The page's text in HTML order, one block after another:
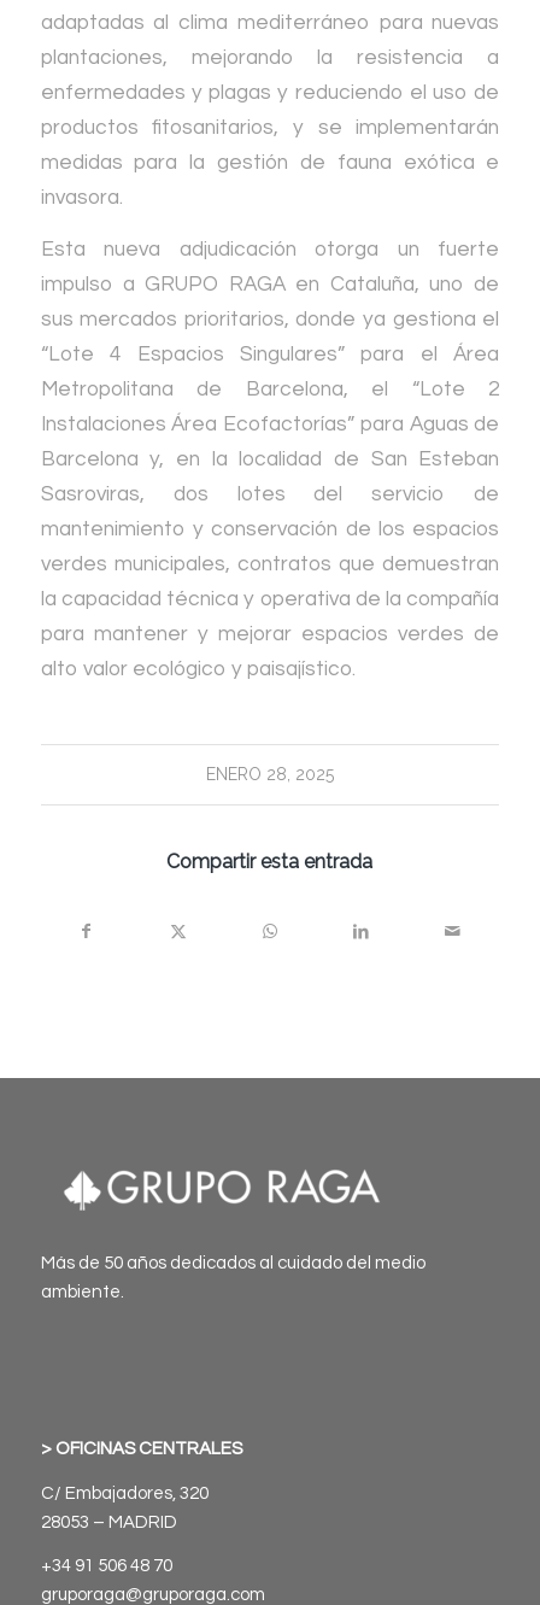
adaptadas al clima mediterráneo para nuevas
plantaciones, mejorando la resistencia a
enfermedades y plagas y reduciendo el uso de
productos fitosanitarios, y se implementarán
medidas para la gestión de fauna exótica e
invasora.
Esta nueva adjudicación otorga un fuerte
impulso a GRUPO RAGA en Cataluña, uno de
sus mercados prioritarios, donde ya gestiona el
“Lote 4 Espacios Singulares” para el Área
Metropolitana de Barcelona, el “Lote 2
Instalaciones Área Ecofactorías” para Aguas de
Barcelona y, en la localidad de San Esteban
Sasroviras, dos lotes del servicio de
mantenimiento y conservación de los espacios
verdes municipales, contratos que demuestran
la capacidad técnica y operativa de la compañía
para mantener y mejorar espacios verdes de
alto valor ecológico y paisajístico.
ENERO 28, 2025
Compartir esta entrada
Más de 50 años dedicados al cuidado del medio
ambiente.
> OFICINAS CENTRALES
C/ Embajadores, 320
28053 – MADRID
+34 91 506 48 70
gruporaga@gruporaga.com